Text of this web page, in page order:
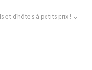
et d’hôtels à petits prix ! ⇓